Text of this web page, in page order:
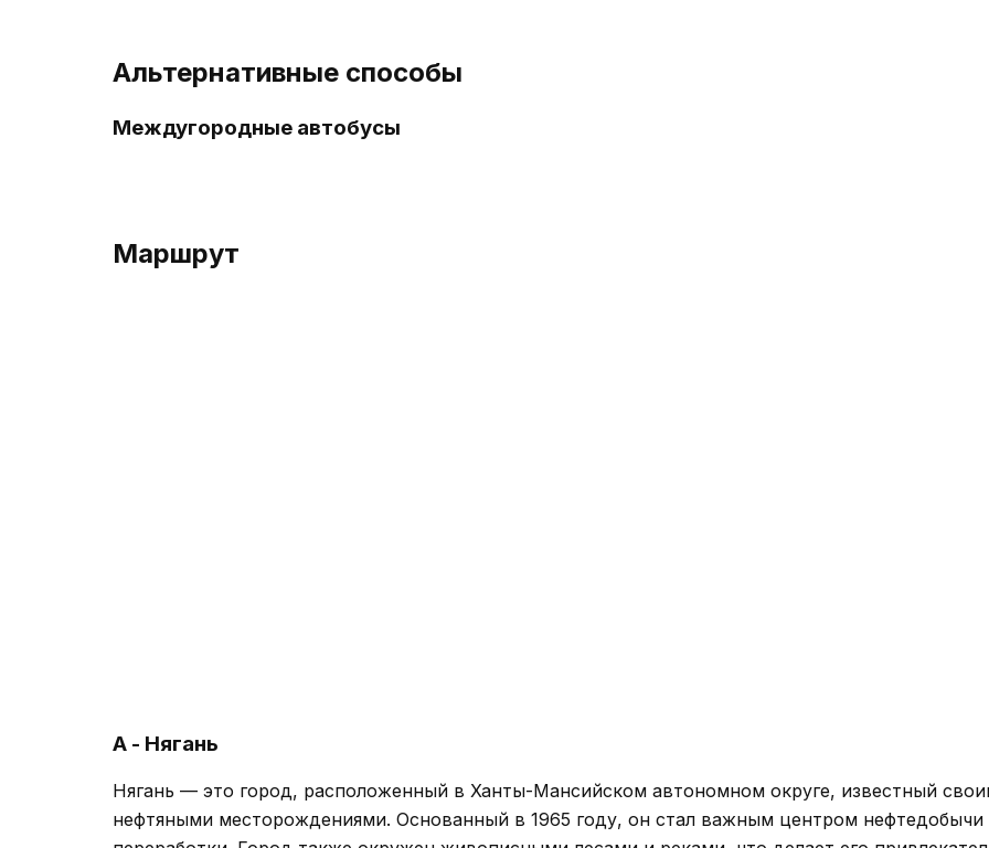
Альтернативные способы
Междугородные автобусы
Маршрут
А - Нягань
Нягань — это город, расположенный в Ханты-Мансийском автономном округе, известный
нефтяными месторождениями. Основанный в 1965 году, он стал важным центром нефтедобычи